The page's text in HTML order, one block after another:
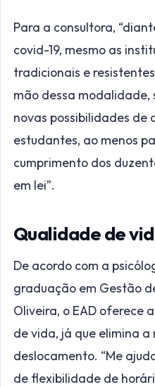
Para a consultora,
covid-19, mesmo as
tradicionais e
mão dessa
novas possibilidades de
estudantes, ao menos
cumprimento dos
em lei”.
Qualidade de
De acordo com a
graduação em Gestão
Oliveira, o EAD oferece
de vida, já que elimina
deslocamento. “Me
de flexibilidade de